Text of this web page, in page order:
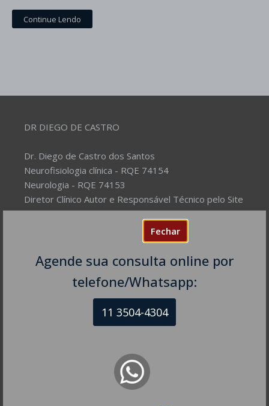
Fechar
Agende sua consulta online por
telefone/Whatsapp:
11 3504-4304
Continue Lendo
DR DIEGO DE CASTRO
Dr. Diego de Castro dos Santos
Neurofisiologia clínica - RQE 74154
Neurologia - RQE 74153
Diretor Clínico Autor e Responsável Técnico pelo Site
– Mantenedor.
Prover Soluções cada vez mais
completas de forma facilitada para a gestão da saúde
e o bem-estar das pessoas, com excelência,
humanidade e sustentabilidade. Destinado ao
público em geral.
R. Itapeva, 518 - sala 1301